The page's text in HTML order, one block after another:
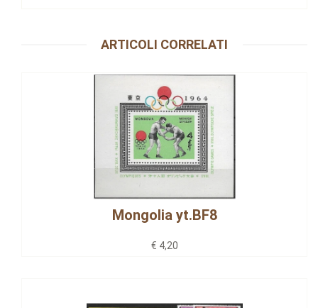
ARTICOLI CORRELATI
Mongolia yt.BF8
€ 4,20